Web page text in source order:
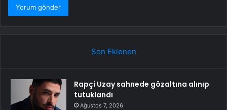
Son Eklenen
Rapçi Uzay sahnede gözaltına alınıp
tutuklandı
Ağustos 7, 2026